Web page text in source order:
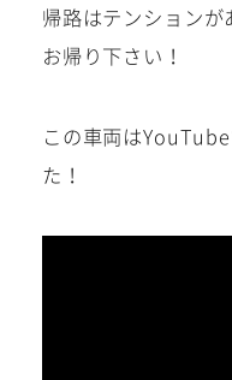
帰路はテンション
お帰り下さい！
この車両は
た！